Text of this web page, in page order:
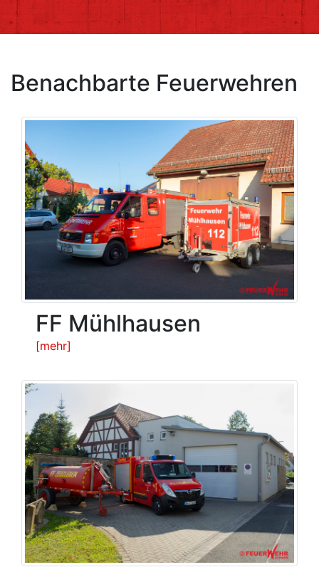
Benachbarte Feuerwehren
FF Mühlhausen
[mehr]